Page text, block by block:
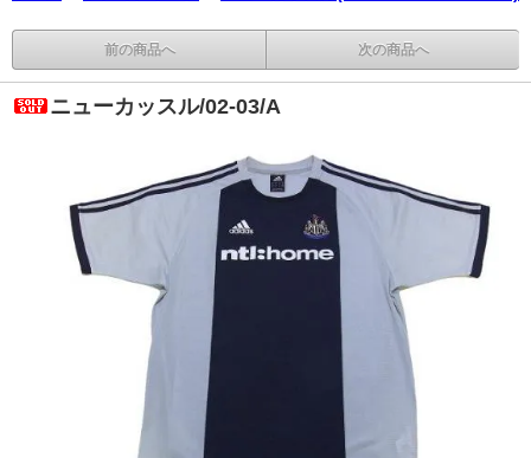
前の商品へ 次の商品へ
ニューカッスル/02-03/A